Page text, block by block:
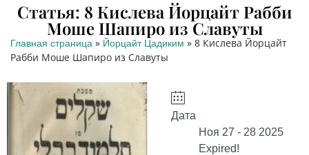
Статья: 8 Кислева Йорцайт Рабби
Моше Шапиро из Славуты
Главная страница » Йорцайт Цадиким » 8 Кислева Йорцайт
Рабби Моше Шапиро из Славуты
Дата
Ноя 27 - 28 2025
Expired!